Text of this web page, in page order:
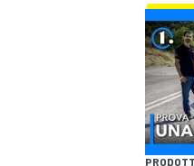
RALLY